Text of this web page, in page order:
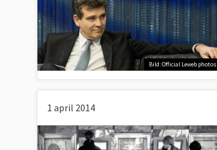
Bild: Official Leweb photos
1 april 2014